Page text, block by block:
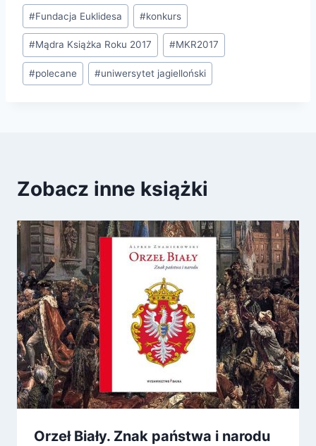
Tagi
wpisu:
#Fundacja Euklidesa #konkurs
#Mądra Książka Roku 2017 #MKR2017
#polecane #uniwersytet jagielloński
Zobacz inne książki
Orzeł Biały. Znak państwa i narodu